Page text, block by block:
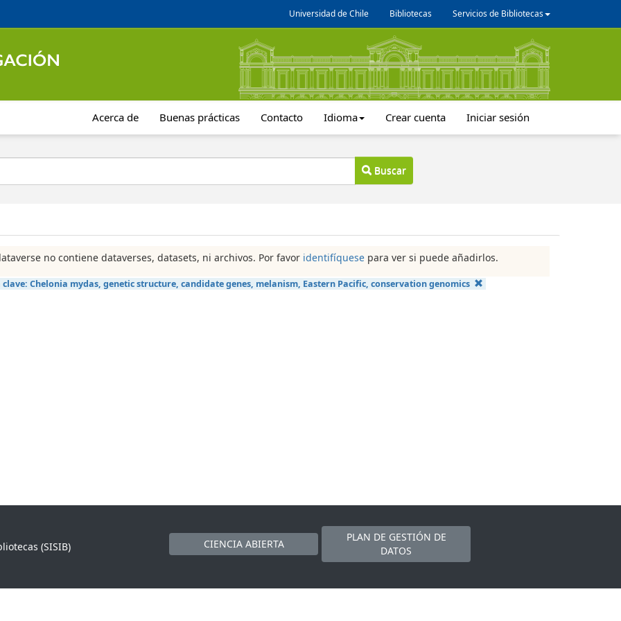
Universidad de Chile Bibliotecas Servicios de Bibliotecas
Acerca de Buenas prácticas Contacto Idioma Crear cuenta Iniciar sesión
Buscar
no contiene dataverses, datasets, ni archivos. Por favor identifíquese para ver si puede añadirlos.
Chelonia mydas, genetic structure, candidate genes, melanism, Eastern Pacific, conservation genomics
(SISIB)
CIENCIA ABIERTA
PLAN DE GESTIÓN DE
DATOS